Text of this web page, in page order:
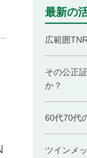
最新の
広範囲
その公正
か？
60代70代
ツインメ